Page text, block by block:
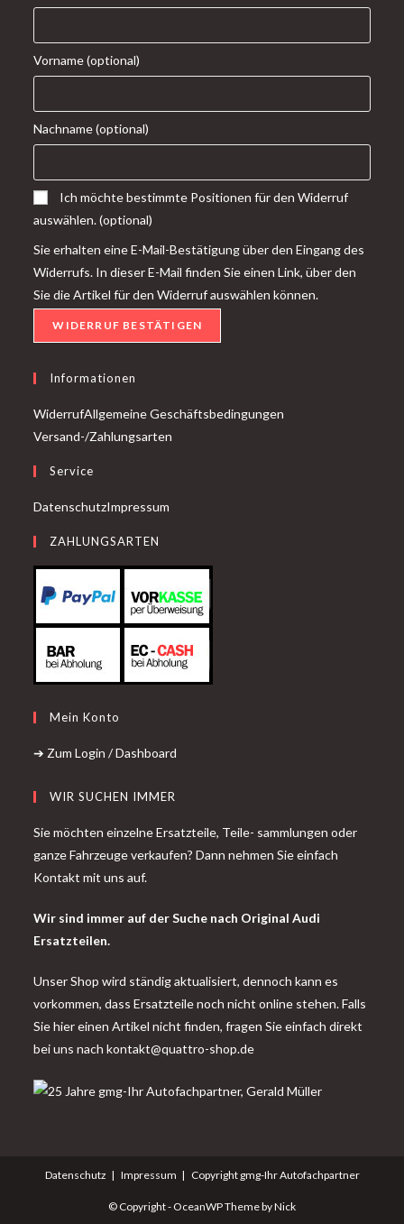
Vorname(optional)
Nachname(optional)
Ich möchte bestimmte Positionen für den Widerruf
auswählen.(optional)
Sie erhalten eine E-Mail-Bestätigung über den Eingang des
Widerrufs. In dieser E-Mail finden Sie einen Link, über den
Sie die Artikel für den Widerruf auswählen können.
WIDERRUF BESTÄTIGEN
Informationen
WiderrufAllgemeine Geschäftsbedingungen
Versand-/Zahlungsarten
Service
DatenschutzImpressum
ZAHLUNGSARTEN
Mein Konto
➔ Zum Login / Dashboard
WIR SUCHEN IMMER
Sie möchten einzelne Ersatzteile, Teile- sammlungen oder
ganze Fahrzeuge verkaufen? Dann nehmen Sie einfach
Kontakt mit uns auf.
Wir sind immer auf der Suche nach Original Audi
Ersatzteilen.
Unser Shop wird ständig aktualisiert, dennoch kann es
vorkommen, dass Ersatzteile noch nicht online stehen. Falls
Sie hier einen Artikel nicht finden, fragen Sie einfach direkt
bei uns nachkontakt@quattro-shop.de
Datenschutz Impressum Copyright gmg-Ihr Autofachpartner
© Copyright - OceanWP Theme by Nick